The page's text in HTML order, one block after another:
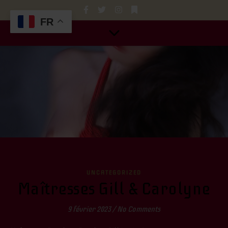
UNCATEGORIZED
Maîtresses Gill & Carolyne
9 février 2023 / No Comments
FR